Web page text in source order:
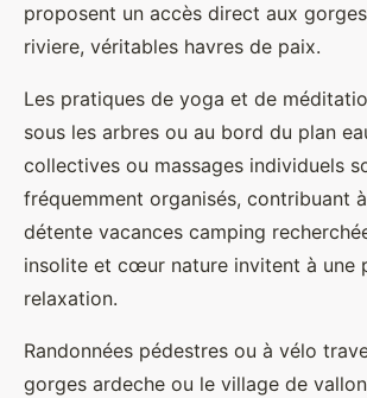
proposent un accès direct aux
riviere, véritables havres de paix.
Les pratiques de yoga et de
sous les arbres ou au bord du plan
collectives ou massages individuels
fréquemment organisés, contribuant à
détente vacances camping
insolite et cœur nature invitent à une
relaxation.
Randonnées pédestres ou à vélo
gorges ardeche ou le village de